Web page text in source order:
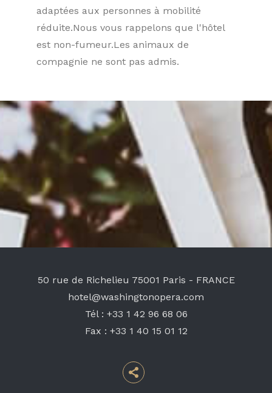
adaptées aux personnes à mobilité
réduite.Nous vous rappelons que l'hôtel
est non-fumeur.Les animaux de
compagnie ne sont pas admis.
50 rue de Richelieu 75001 Paris - FRANCE
hotel@washingtonopera.com
Tél : +33 1 42 96 68 06
Fax : +33 1 40 15 01 12